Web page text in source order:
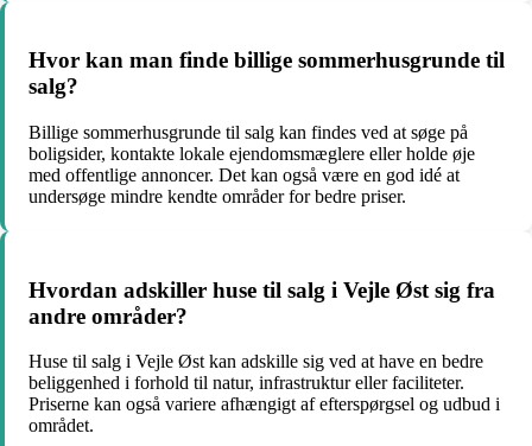
Hvor kan man finde billige sommerhusgrunde til
salg?
Billige sommerhusgrunde til salg kan findes ved at søge på
boligsider, kontakte lokale ejendomsmæglere eller holde øje
med offentlige annoncer. Det kan også være en god idé at
undersøge mindre kendte områder for bedre priser.
Hvordan adskiller huse til salg i Vejle Øst sig fra
andre områder?
Huse til salg i Vejle Øst kan adskille sig ved at have en bedre
beliggenhed i forhold til natur, infrastruktur eller faciliteter.
Priserne kan også variere afhængigt af efterspørgsel og udbud i
området.